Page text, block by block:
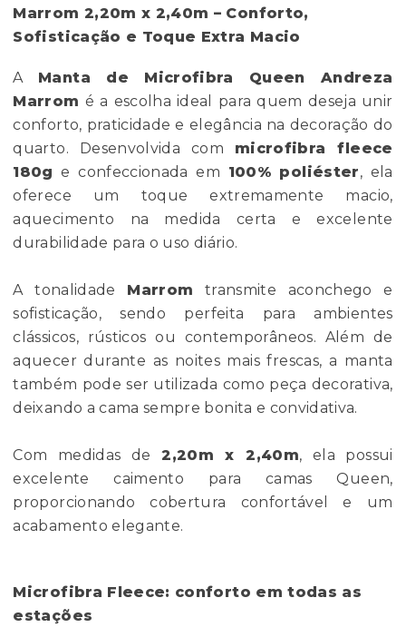
Marrom 2,20m x 2,40m – Conforto,
Sofisticação e Toque Extra Macio
A Manta de Microfibra Queen Andreza
Marrom é a escolha ideal para quem deseja unir
conforto, praticidade e elegância na decoração do
quarto. Desenvolvida com microfibra fleece
180g e confeccionada em 100% poliéster, ela
oferece um toque extremamente macio,
aquecimento na medida certa e excelente
durabilidade para o uso diário.
A tonalidade Marrom transmite aconchego e
sofisticação, sendo perfeita para ambientes
clássicos, rústicos ou contemporâneos. Além de
aquecer durante as noites mais frescas, a manta
também pode ser utilizada como peça decorativa,
deixando a cama sempre bonita e convidativa.
Com medidas de2,20m x 2,40m, ela possui
excelente caimento para camas Queen,
proporcionando cobertura confortável e um
acabamento elegante.
Microfibra Fleece: conforto em todas as
estações